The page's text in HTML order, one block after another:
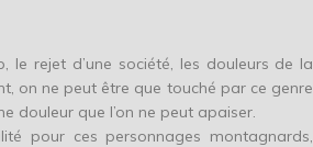
le rejet d’une société, les douleurs de la
on ne peut être que touché par ce genre
douleur que l’on ne peut apaiser.
pour ces personnages montagnards,